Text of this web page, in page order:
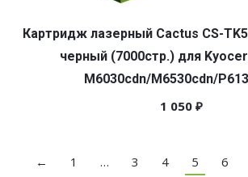
Картридж лазерный Cactus CS-
черный (7000стр.) для
M6030cdn/M6530cdn/
1 050 ₽
← 1 … 3 4 5 6